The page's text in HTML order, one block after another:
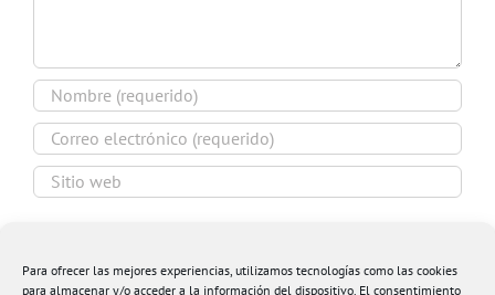
Para ofrecer las mejores experiencias, utilizamos tecnologías como las cookies
para almacenar y/o acceder a la información del dispositivo. El consentimiento
navegador para la próxima vez que comente.